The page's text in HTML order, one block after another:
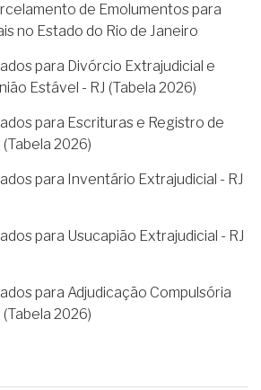
de Emolumentos para
no Estado do Rio de Janeiro
para Divórcio Extrajudicial e
Estável - RJ (Tabela 2026)
para Escrituras e Registro de
(Tabela 2026)
para Inventário Extrajudicial - RJ
para Usucapião Extrajudicial - RJ
para Adjudicação Compulsória
(Tabela 2026)